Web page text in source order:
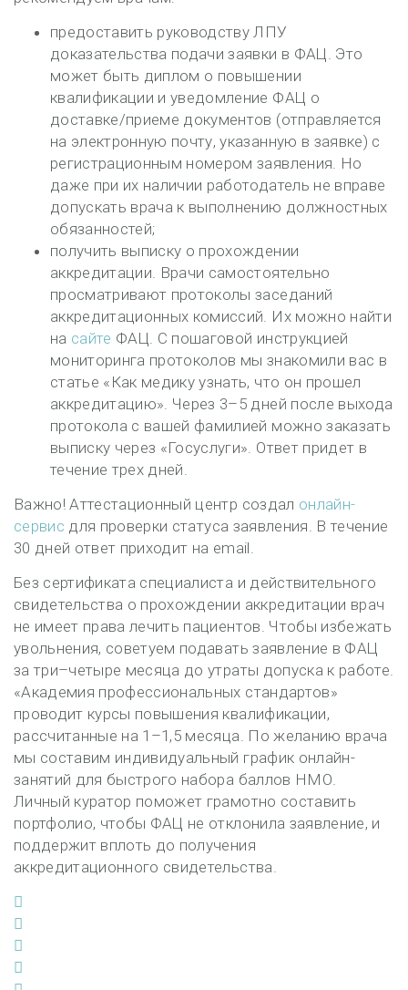
предоставить руководству ЛПУ
доказательства подачи заявки в ФАЦ. Это
может быть диплом о повышении
квалификации и уведомление ФАЦ о
доставке/приеме документов (отправляется
на электронную почту, указанную в заявке) с
регистрационным номером заявления. Но
даже при их наличии работодатель не вправе
допускать врача к выполнению должностных
обязанностей;
получить выписку о прохождении
аккредитации. Врачи самостоятельно
просматривают протоколы заседаний
аккредитационных комиссий. Их можно найти
на сайте ФАЦ. С пошаговой инструкцией
мониторинга протоколов мы знакомили вас в
статье «Как медику узнать, что он прошел
аккредитацию». Через 3–5 дней после выхода
протокола с вашей фамилией можно заказать
выписку через «Госуслуги». Ответ придет в
течение трех дней.
Важно! Аттестационный центр создал онлайн-
сервис для проверки статуса заявления. В течение
30 дней ответ приходит на email.
Без сертификата специалиста и действительного
свидетельства о прохождении аккредитации врач
не имеет права лечить пациентов. Чтобы избежать
увольнения, советуем подавать заявление в ФАЦ
за три–четыре месяца до утраты допуска к работе.
«Академия профессиональных стандартов»
проводит курсы повышения квалификации,
рассчитанные на 1–1,5 месяца. По желанию врача
мы составим индивидуальный график онлайн-
занятий для быстрого набора баллов НМО.
Личный куратор поможет грамотно составить
портфолио, чтобы ФАЦ не отклонила заявление, и
поддержит вплоть до получения
аккредитационного свидетельства.